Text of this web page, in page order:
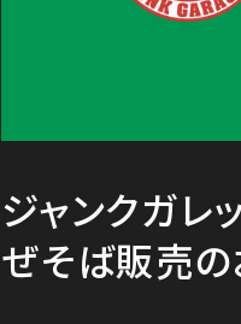
ジャンクガ
ぜそば販売